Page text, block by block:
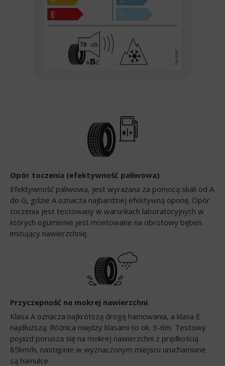
Opór toczenia (efektywność paliwowa)
Efektywność paliwowa, jest wyrażana za pomocą skali od A
do G, gdzie A oznacza najbardziej efektywną oponę. Opór
toczenia jest testowany w warunkach laboratoryjnych w
których ogumienie jest montowane na obrotowy bęben
imitujący nawierzchnię.
Przyczepność na mokrej nawierzchni
Klasa A oznacza najkrótszą drogę hamowania, a klasa E
najdłuższą. Różnica między klasami to ok. 3-6m. Testowy
pojazd porusza się na mokrej nawierzchni z prędkością
85km/h, następnie w wyznaczonym miejscu uruchamiane
są hamulce.